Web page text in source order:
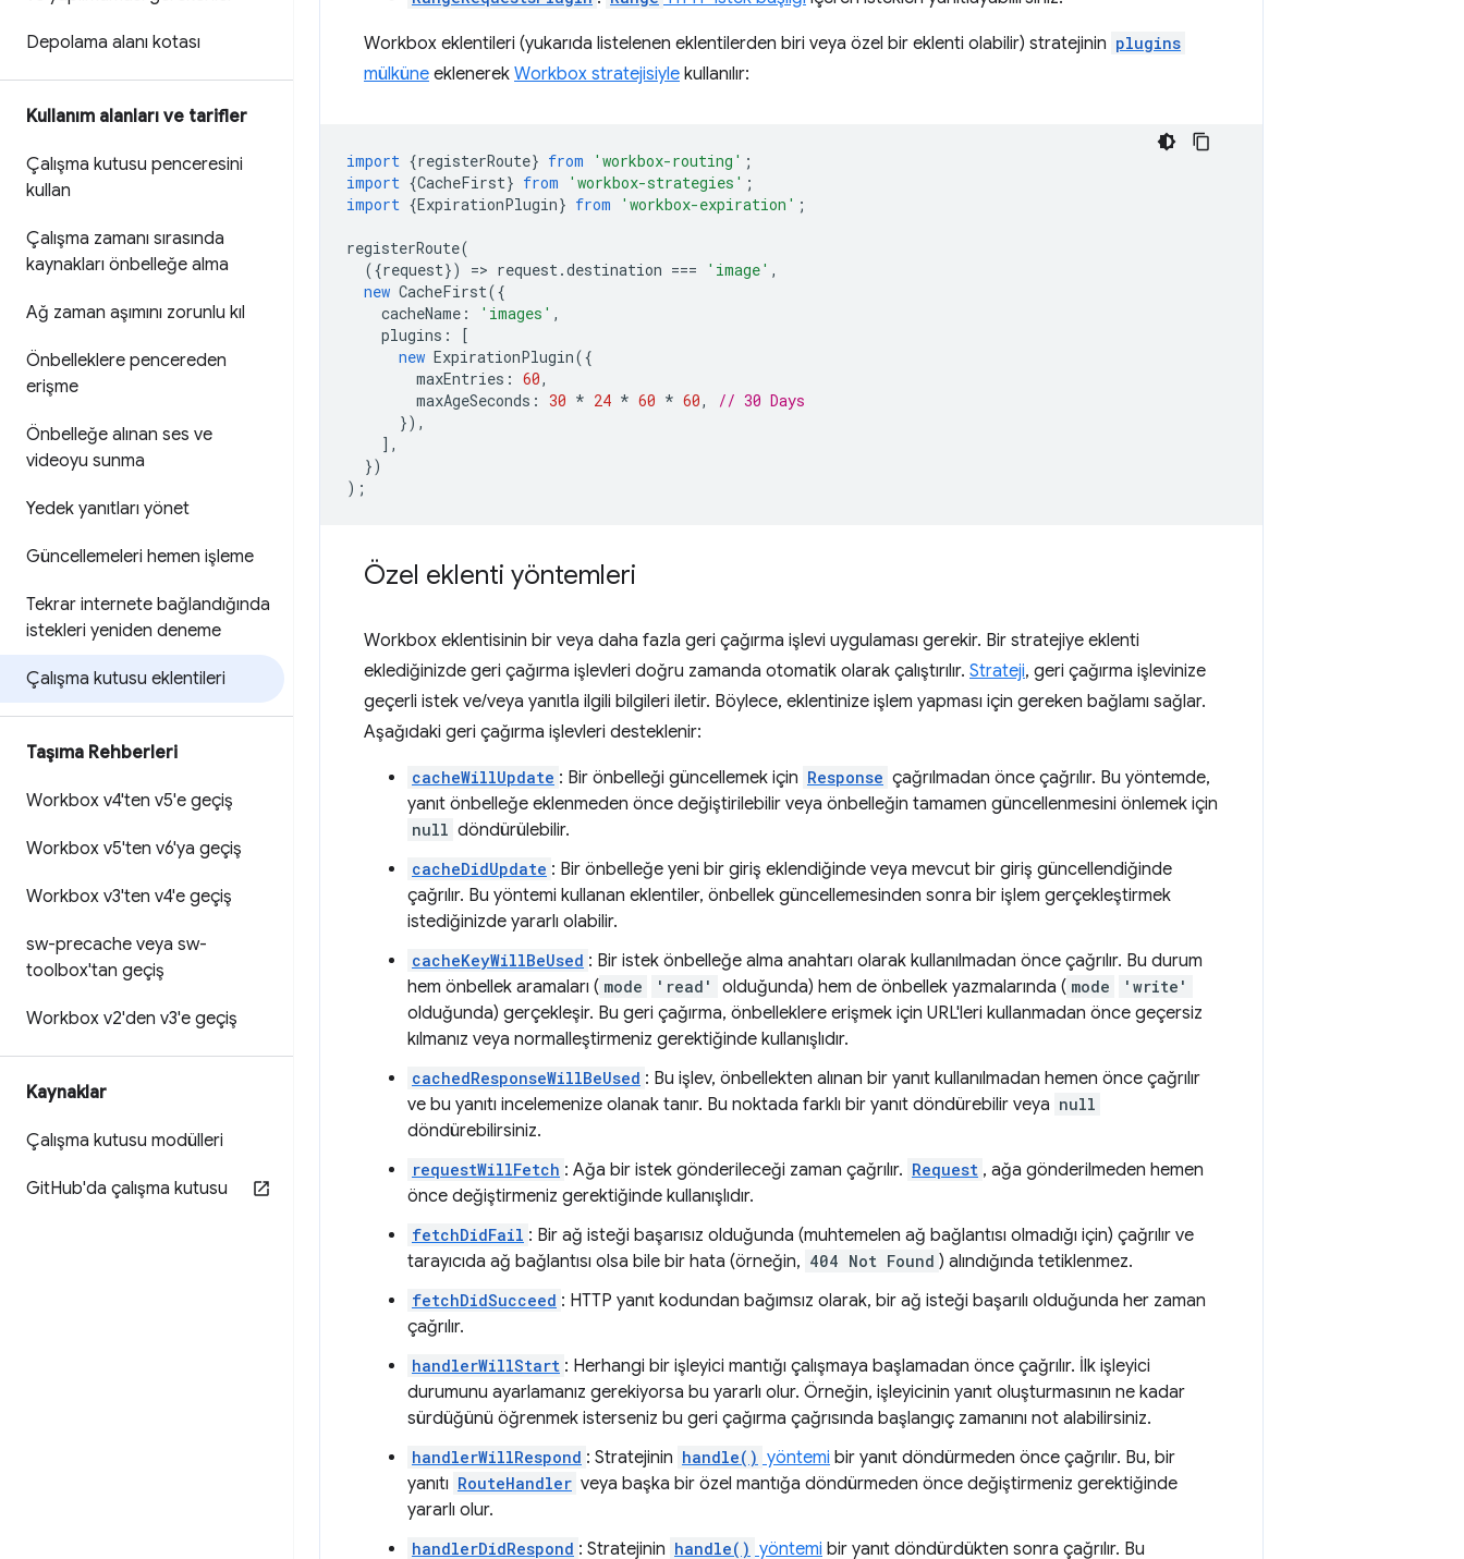
Depolama alanı kotası
Kullanım alanları ve tarifler
Çalışma kutusu penceresini
kullan
Çalışma zamanı sırasında
kaynakları önbelleğe alma
Ağ zaman aşımını zorunlu kıl
Önbelleklere pencereden
erişme
Önbelleğe alınan ses ve
videoyu sunma
Yedek yanıtları yönet
Güncellemeleri hemen işleme
Tekrar internete bağlandığında
istekleri yeniden deneme
Çalışma kutusu eklentileri
Taşıma Rehberleri
Workbox v4'ten v5'e geçiş
Workbox v5'ten v6'ya geçiş
Workbox v3'ten v4'e geçiş
sw-precache veya sw-
toolbox'tan geçiş
Workbox v2'den v3'e geçiş
Kaynaklar
Çalışma kutusu modülleri
GitHub'da çalışma kutusu
Workbox eklentileri (yukarıda listelenen eklentilerden biri veya özel bir eklenti olabilir) stratejinin plugins
mülküne eklenerek Workbox stratejisiyle kullanılır:
import {registerRoute} from 'workbox-routing' ;
import {CacheFirst} from 'workbox-strategies' ;
import {ExpirationPlugin} from 'workbox-expiration' ;
registerRoute(
({request}) => request.destination === 'image' ,
new CacheFirst({
cacheName : 'images' ,
plugins :
[
new ExpirationPlugin({
maxEntries : 60,
maxAgeSeconds : 30 * 24 * 60 * 60,
// 30 Days
}),
],
})
);
Özel eklenti yöntemleri
Workbox eklentisinin bir veya daha fazla geri çağırma işlevi uygulaması gerekir. Bir stratejiye eklenti
eklediğinizde geri çağırma işlevleri doğru zamanda otomatik olarak çalıştırılır. Strateji, geri çağırma işlevinize
geçerli istek ve/veya yanıtla ilgili bilgileri iletir. Böylece, eklentinize işlem yapması için gereken bağlamı sağlar.
Aşağıdaki geri çağırma işlevleri desteklenir:
cacheWillUpdate : Bir önbelleği güncellemek için Response çağrılmadan önce çağrılır. Bu yöntemde,
yanıt önbelleğe eklenmeden önce değiştirilebilir veya önbelleğin tamamen güncellenmesini önlemek için
null döndürülebilir.
cacheDidUpdate : Bir önbelleğe yeni bir giriş eklendiğinde veya mevcut bir giriş güncellendiğinde
çağrılır. Bu yöntemi kullanan eklentiler, önbellek güncellemesinden sonra bir işlem gerçekleştirmek
istediğinizde yararlı olabilir.
cacheKeyWillBeUsed : Bir istek önbelleğe alma anahtarı olarak kullanılmadan önce çağrılır. Bu durum
hem önbellek aramaları ( mode 'read' olduğunda) hem de önbellek yazmalarında ( mode 'write'
olduğunda) gerçekleşir. Bu geri çağırma, önbelleklere erişmek için URL'leri kullanmadan önce geçersiz
kılmanız veya normalleştirmeniz gerektiğinde kullanışlıdır.
cachedResponseWillBeUsed : Bu işlev, önbellekten alınan bir yanıt kullanılmadan hemen önce çağrılır
ve bu yanıtı incelemenize olanak tanır. Bu noktada farklı bir yanıt döndürebilir veya null
döndürebilirsiniz.
requestWillFetch : Ağa bir istek gönderileceği zaman çağrılır. Request , ağa gönderilmeden hemen
önce değiştirmeniz gerektiğinde kullanışlıdır.
fetchDidFail : Bir ağ isteği başarısız olduğunda (muhtemelen ağ bağlantısı olmadığı için) çağrılır ve
tarayıcıda ağ bağlantısı olsa bile bir hata (örneğin, 404 Not Found ) alındığında tetiklenmez.
fetchDidSucceed : HTTP yanıt kodundan bağımsız olarak, bir ağ isteği başarılı olduğunda her zaman
çağrılır.
handlerWillStart : Herhangi bir işleyici mantığı çalışmaya başlamadan önce çağrılır. İlk işleyici
durumunu ayarlamanız gerekiyorsa bu yararlı olur. Örneğin, işleyicinin yanıt oluşturmasının ne kadar
sürdüğünü öğrenmek isterseniz bu geri çağırma çağrısında başlangıç zamanını not alabilirsiniz.
handlerWillRespond : Stratejinin handle() yöntemi bir yanıt döndürmeden önce çağrılır. Bu, bir
yanıtı RouteHandler veya başka bir özel mantığa döndürmeden önce değiştirmeniz gerektiğinde
yararlı olur.
handlerDidRespond : Stratejinin handle() yöntemi bir yanıt döndürdükten sonra çağrılır. Bu